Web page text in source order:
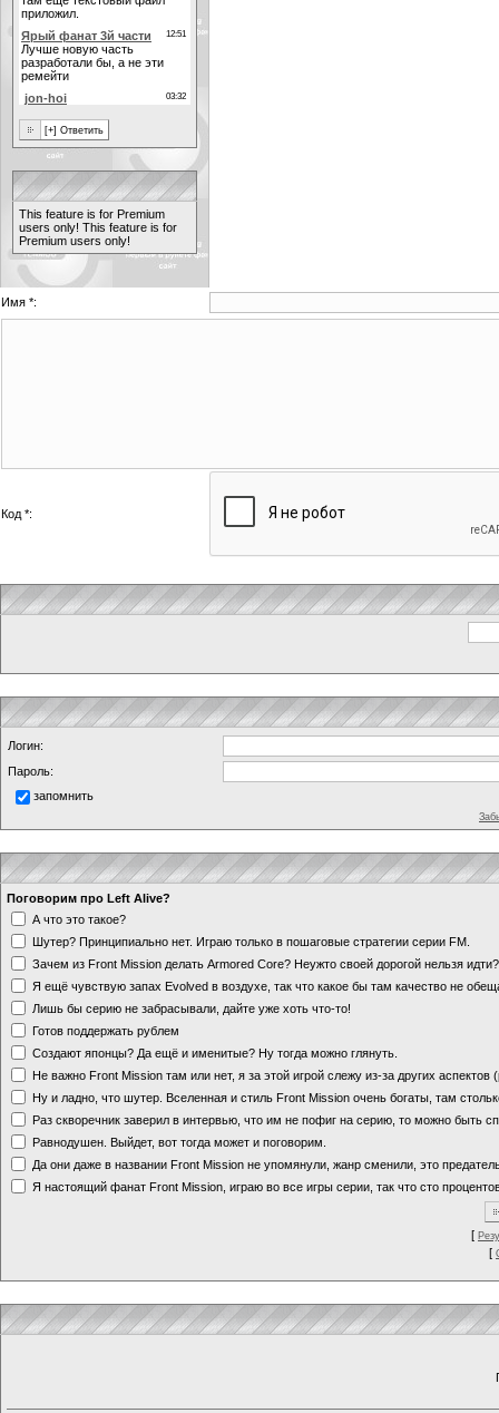
This feature is for Premium
users only! This feature is for
Premium users only!
Имя *:
Код *:
Логин:
Пароль:
запомнить
Поговорим про Left Alive?
А что это такое?
Шутер? Принципиально нет. Играю только в пошаговые стратегии серии FM.
Зачем из Front Mission делать Armored Core? Неужто своей дорогой нельзя
Я ещё чувствую запах Evolved в воздухе, так что какое бы там качество не
Лишь бы серию не забрасывали, дайте уже хоть что-то!
Готов поддержать рублем
Создают японцы? Да ещё и именитые? Ну тогда можно глянуть.
Не важно Front Mission там или нет, я за этой игрой слежу из-за других аспектов
Ну и ладно, что шутер. Вселенная и стиль Front Mission очень богаты, там
Раз скворечник заверил в интервью, что им не пофиг на серию, то можно быть
Равнодушен. Выйдет, вот тогда может и поговорим.
Да они даже в названии Front Mission не упомянули, жанр сменили, это
Я настоящий фанат Front Mission, играю во все игры серии, так что сто
[
[